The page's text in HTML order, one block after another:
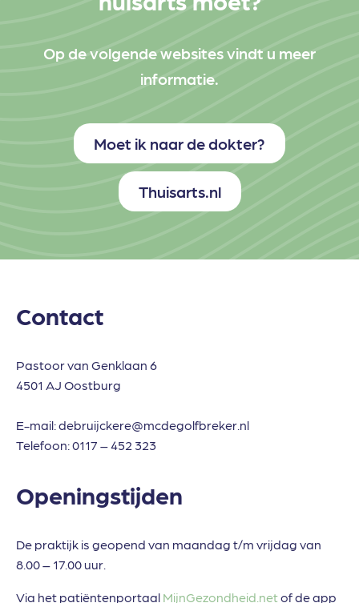
Op de volgende websites vindt u meer
informatie.
Moet ik naar de dokter?
Thuisarts.nl
Contact
Pastoor van Genklaan 6
4501 AJ Oostburg
E-mail:debruijckere@mcdegolfbreker.nl
Telefoon:0117 – 452 323
Openingstijden
De praktijk is geopend van maandag t/m vrijdag van
8.00 – 17.00 uur.
Via het patiëntenportaalMijnGezondheid.netof de app